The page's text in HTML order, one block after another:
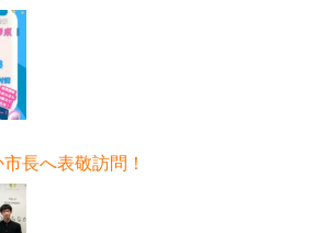
長へ表敬訪問！